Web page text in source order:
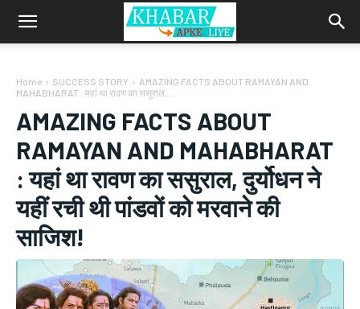
Home SUCCESS STORY
AMAZING FACTS ABOUT RAMAYAN AND
MAHABHARAT : यहां था रावण का ससुराल,...
AMAZING FACTS ABOUT
RAMAYAN AND MAHABHARAT
: यहां था रावण का ससुराल, दुर्योधन ने
यहीं रची थी पांडवों को मरवाने की
साजिश!